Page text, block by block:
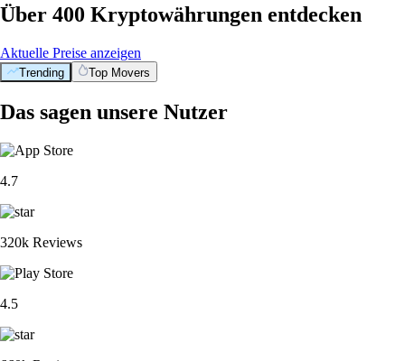
Über 400 Kryptowährungen entdecken
Aktuelle Preise anzeigen
Trending Top Movers
Das sagen unsere Nutzer
4.7
320k Reviews
4.5